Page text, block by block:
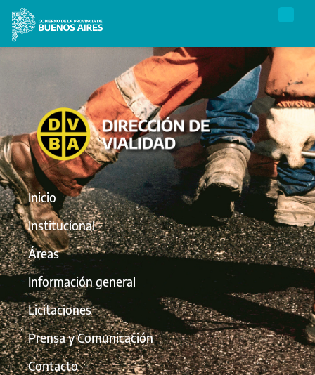
Inicio
Institucional
Áreas
Información general
Licitaciones
Prensa y Comunicación
Contacto